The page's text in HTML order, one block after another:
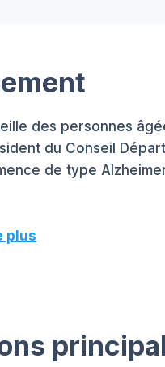
des personnes
du Conseil
de type
plus